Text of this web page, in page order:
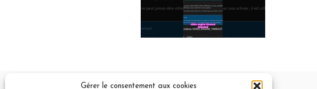
Gérer le consentement aux cookies